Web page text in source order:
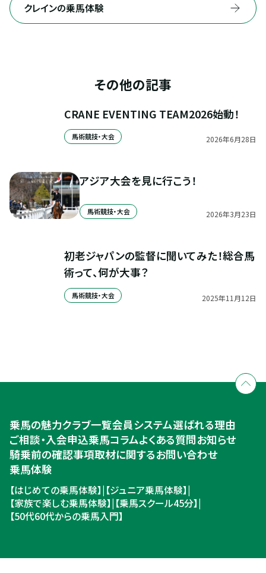
クレインの乗馬体験
その他の記事
CRANE EVENTING TEAM2026始動！
馬術競技・大会 2026年6月28日
アジア大会を見に行こう！
馬術競技・大会 2026年3月23日
初老ジャパンの監督に聞いてみた！総合馬
術って、何が大事？
馬術競技・大会 2025年11 月12日
入会のご相談・申込
ご相談・入会申込
乗馬の魅力クラブ一覧会員システム選ばれる理由
ご相談・入会申込乗馬コラムよくある質問お知らせ
騎乗前の確認事項取材に関するお問い合わせ
乗馬体験
【はじめての乗馬体験】| 【ジュニア乗馬体験】|
【家族で楽しむ乗馬体験】| 【乗馬スクール45分】|
【50代60代からの乗馬入門】